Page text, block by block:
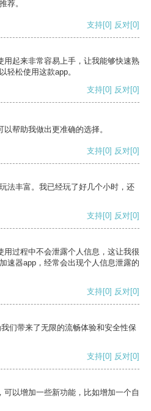
荐。
支持[0] 反对[0]
用起来非常容易上手，让我能够快速熟
轻松使用这款app。
支持[0] 反对[0]
帮助我做出更准确的选择。
支持[0] 反对[0]
法丰富。我已经玩了好几个小时，还
支持[0] 反对[0]
用过程中不会泄露个人信息，这让我很
速器app，经常会出现个人信息泄露的
支持[0] 反对[0]
们带来了无限的流畅体验和安全性保
支持[0] 反对[0]
以增加一些新功能，比如增加一个自